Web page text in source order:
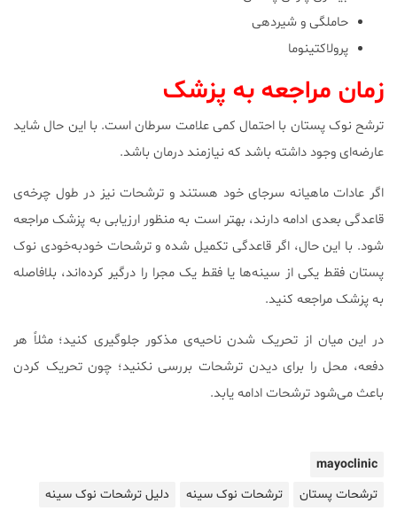
حاملگی و شیردهی
پرولاکتینوما
زمان مراجعه به پزشک
ترشح نوک پستان با احتمال کمی علامت سرطان است. با این حال شاید
عارضه‌ای وجود داشته باشد که نیازمند درمان باشد.
اگر عادات ماهیانه سرجای خود هستند و ترشحات نیز در طول چرخه‌ی
قاعدگی بعدی ادامه دارند، بهتر است به منظور ارزیابی به پزشک مراجعه
شود. با این حال، اگر قاعدگی تکمیل شده و ترشحات خودبه‌خودی نوک
پستان فقط یکی از سینه‌ها یا فقط یک مجرا را درگیر کرده‌اند، بلافاصله
به پزشک مراجعه کنید.
در این میان از تحریک شدن ناحیه‌ی مذکور جلوگیری کنید؛ مثلاً هر
دفعه، محل را برای دیدن ترشحات بررسی نکنید؛ چون تحریک کردن
باعث می‌شود ترشحات ادامه یابد.
mayoclinic
ترشحات پستان
ترشحات نوک سینه دلیل ترشحات نوک سینه